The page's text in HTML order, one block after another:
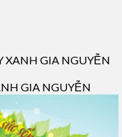
XANH GIA NGUYỄN
GIA NGUYỄN